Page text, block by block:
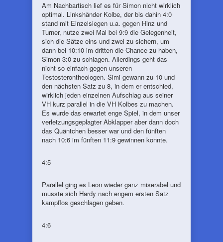
Am Nachbartisch lief es für Simon nicht wirklich
optimal. Linkshänder Kolbe, der bis dahin 4:0
stand mit Einzelsiegen u.a. gegen Hinz und
Turner, nutze zwei Mal bei 9:9 die Gelegenheit,
sich die Sätze eins und zwei zu sichern, um
dann bei 10:10 im dritten die Chance zu haben,
Simon 3:0 zu schlagen. Allerdings geht das
nicht so einfach gegen unseren
Testosterontheologen. Simi gewann zu 10 und
den nächsten Satz zu 8, in dem er entschied,
wirklich jeden einzelnen Aufschlag aus seiner
VH kurz parallel in die VH Kolbes zu machen.
Es wurde das erwartet enge Spiel, in dem unser
verletzungsgeplagter Abklapper aber dann doch
das Quäntchen besser war und den fünften
nach 10:6 im fünften 11:9 gewinnen konnte.
4:5
Parallel ging es Leon wieder ganz miserabel und
musste sich Hardy nach engem ersten Satz
kampflos geschlagen geben.
4:6